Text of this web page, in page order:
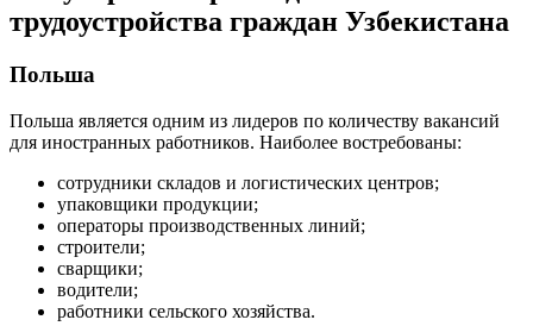
трудоустройства граждан Узбекистана
Польша
Польша является одним из лидеров по количеству вакансий
для иностранных работников. Наиболее востребованы:
сотрудники складов и логистических центров;
упаковщики продукции;
операторы производственных линий;
строители;
сварщики;
водители;
работники сельского хозяйства.